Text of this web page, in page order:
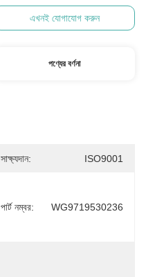
এখনই যোগাযোগ করুন
পণ্যের বর্ণনা
সাক্ষ্যদান: ISO9001
পার্ট নম্বর: WG9719530236